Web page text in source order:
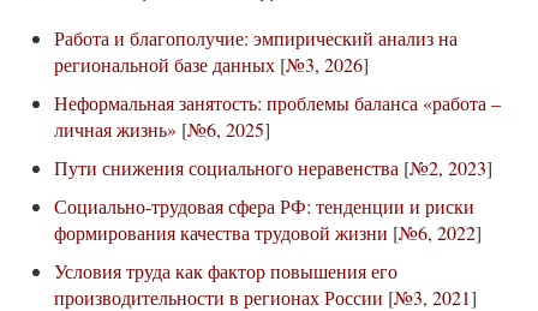
Работа и благополучие: эмпирический анализ на
региональной базе данных [№3, 2026]
Неформальная занятость: проблемы баланса «работа –
личная жизнь» [№6, 2025]
Пути снижения социального неравенства [№2, 2023]
Социально-трудовая сфера РФ: тенденции и риски
формирования качества трудовой жизни [№6, 2022]
Условия труда как фактор повышения его
производительности в регионах России [№3, 2021]